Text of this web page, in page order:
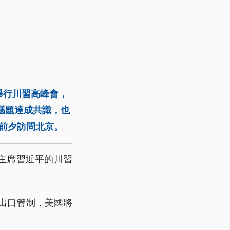
川習高峰會，
題達成共識，也
訪問北京。
席習近平的川習
口管制，美國將